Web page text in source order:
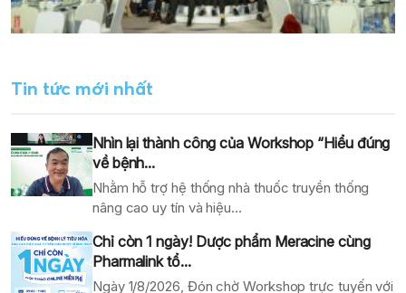
Tin tức mới nhất
Nhìn lại thành công của Workshop “Hiểu đúng
về bệnh...
Nhằm hỗ trợ hệ thống nhà thuốc truyền thống
nâng cao uy tín và hiệu...
Chỉ còn 1 ngày! Dược phẩm Meracine cùng
Pharmalink tổ...
Ngày 1/8/2026, Đón chờ Workshop trực tuyến với